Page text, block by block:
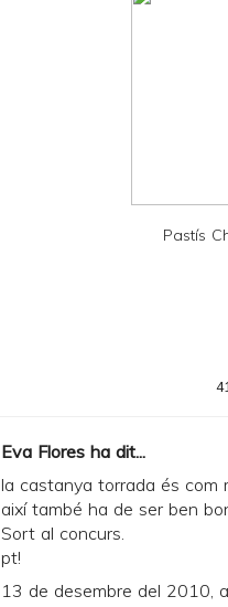
Pastís
Eva Flores ha dit...
la castanya torrada és com
així també ha de ser ben
Sort al concurs.
pt!
13 de desembre del 2010,